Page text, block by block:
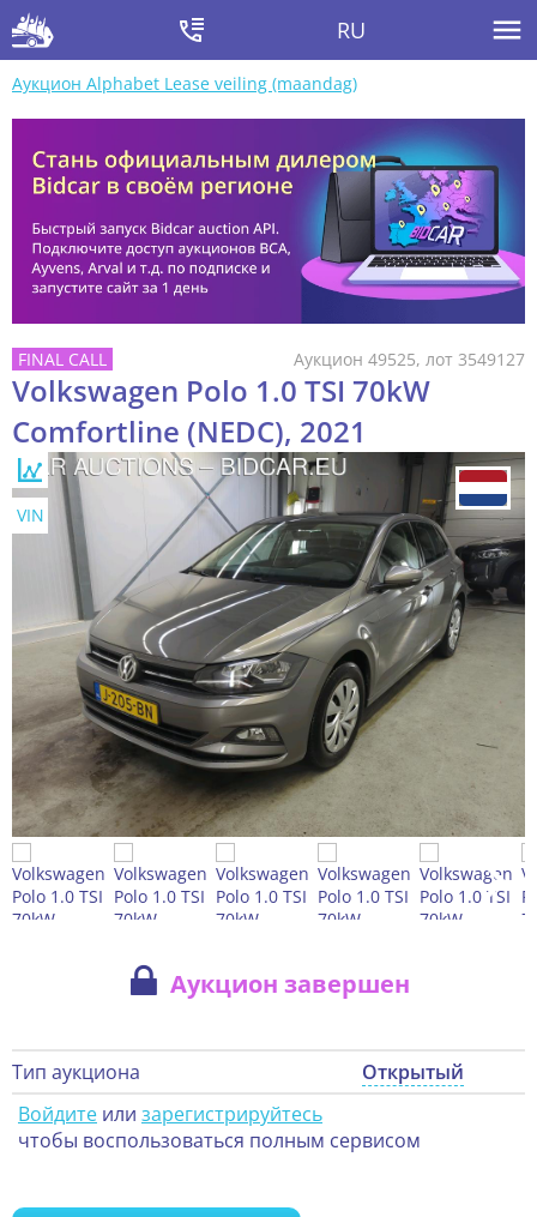
RU
Аукцион Alphabet Lease veiling (maandag)
Аукцион 49525, лот 3549127
Volkswagen Polo 1.0 TSI 70kW
Comfortline (NEDC), 2021
VIN
Аукцион завершен
Тип аукциона
Открытый
Войдите или зарегистрируйтесь
чтобы воспользоваться полным сервисом